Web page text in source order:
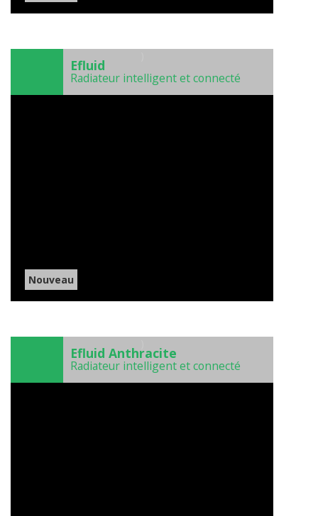
Efluid
Radiateur intelligent et connecté
Nouveau
Efluid Anthracite
Radiateur intelligent et connecté